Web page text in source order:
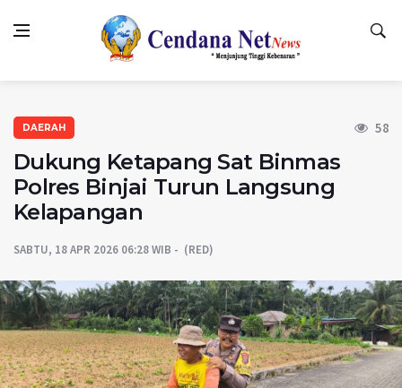
DAERAH
Dukung Ketapang Sat Binmas
Polres Binjai Turun Langsung
Kelapangan
SABTU, 18 APR 2026 06:28 WIB (RED)
58